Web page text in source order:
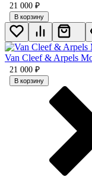
21 000 ₽
В корзину
Van Cleef & Arpels
21 000 ₽
В корзину